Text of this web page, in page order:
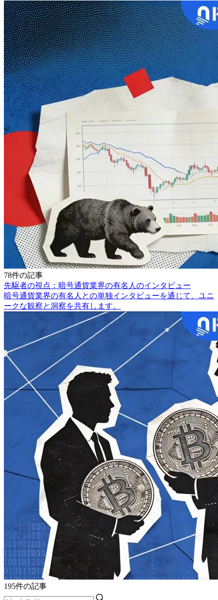
78件の記事
先駆者の視点：暗号通貨業界の有名人のインタビュー
暗号通貨業界の有名人との単独インタビューを通じて、ユニ
ークな観察と洞察を共有します。
195件の記事